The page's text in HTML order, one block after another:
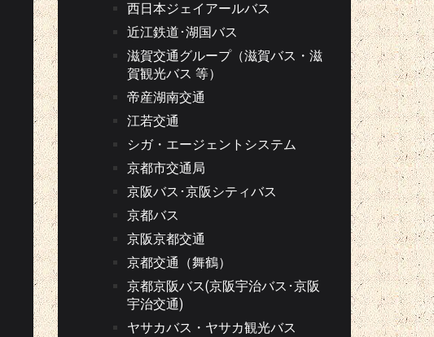
西日本ジェイアールバス
近江鉄道･湖国バス
滋賀交通グループ（滋賀バス・滋
賀観光バス 等）
帝産湖南交通
江若交通
シガ・エージェントシステム
京都市交通局
京阪バス･京阪シティバス
京都バス
京阪京都交通
京都交通（舞鶴）
京都京阪バス(京阪宇治バス･京阪
宇治交通)
ヤサカバス・ヤサカ観光バス